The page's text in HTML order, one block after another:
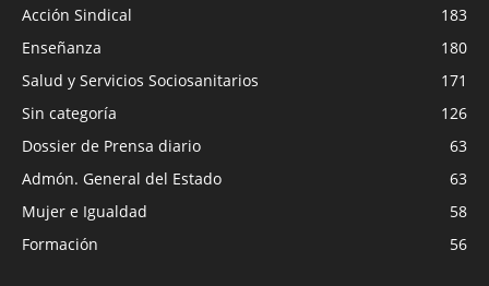
Acción Sindical
183
Enseñanza
180
Salud y Servicios Sociosanitarios
171
Sin categoría
126
Dossier de Prensa diario
63
Admón. General del Estado
63
Mujer e Igualdad
58
Formación
56